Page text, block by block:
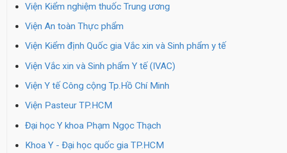
Viện Kiểm nghiệm thuốc Trung ương
Viện An toàn Thực phẩm
Viện Kiểm định Quốc gia Vắc xin và Sinh phẩm y tế
Viện Vắc xin và Sinh phẩm Y tế (IVAC)
Viện Y tế Công cộng Tp.Hồ Chí Minh
Viện Pasteur TP.HCM
Đại học Y khoa Phạm Ngọc Thạch
Khoa Y - Đại học quốc gia TP.HCM